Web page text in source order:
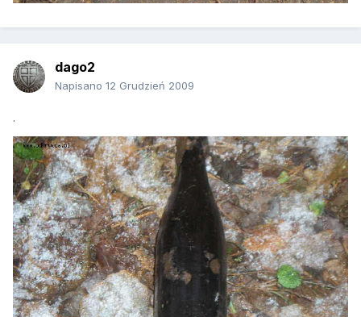
dago2
Napisano 12 Grudzień 2009
.